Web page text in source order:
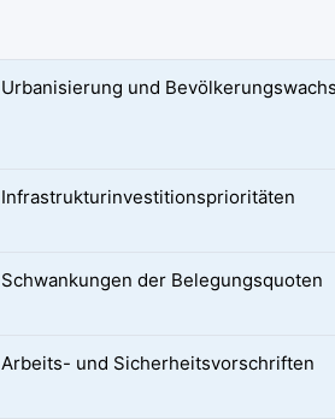
Urbanisierung und
Infrastrukturinvestitionsprioritäten
Schwankungen der Belegungsquoten
Arbeits- und Sicherheitsvorschriften